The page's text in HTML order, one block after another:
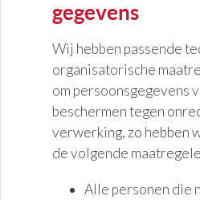
gegevens
Wij hebben passende
organisatorische
om persoonsgegevens
beschermen tegen
verwerking, zo hebben
de volgende
Alle personen die